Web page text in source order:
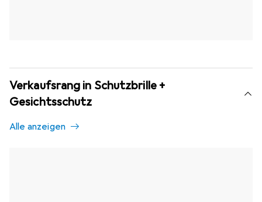
Verkaufsrang in Schutzbrille +
Gesichtsschutz
Alle anzeigen